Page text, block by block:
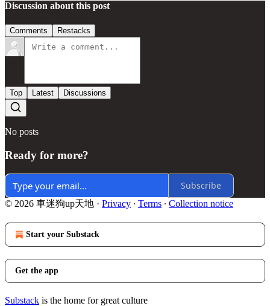
Discussion about this post
Comments Restacks
Top Latest Discussions
No posts
Ready for more?
Subscribe
© 2026 車迷狗up天地 · Privacy ∙ Terms ∙ Collection notice
Start your Substack
Get the app
Substack is the home for great culture